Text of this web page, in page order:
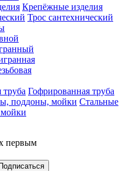
Крепёжные изделия
Трос сантехнический
Гофрированная труба
Стальные
первым